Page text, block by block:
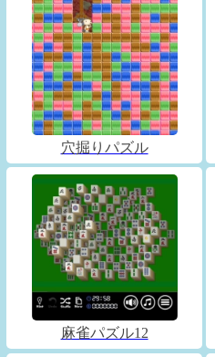
穴掘りパズル
麻雀パズル12